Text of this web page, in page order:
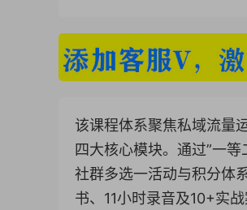
该课程体系聚焦私域流量
四大核心模块。通过”一
社群多选一活动与积分体
书、11小时录音及10+实